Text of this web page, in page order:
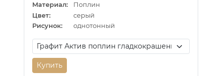
Материал:
Поплин
Цвет:
серый
Рисунок:
однотонный
Купить